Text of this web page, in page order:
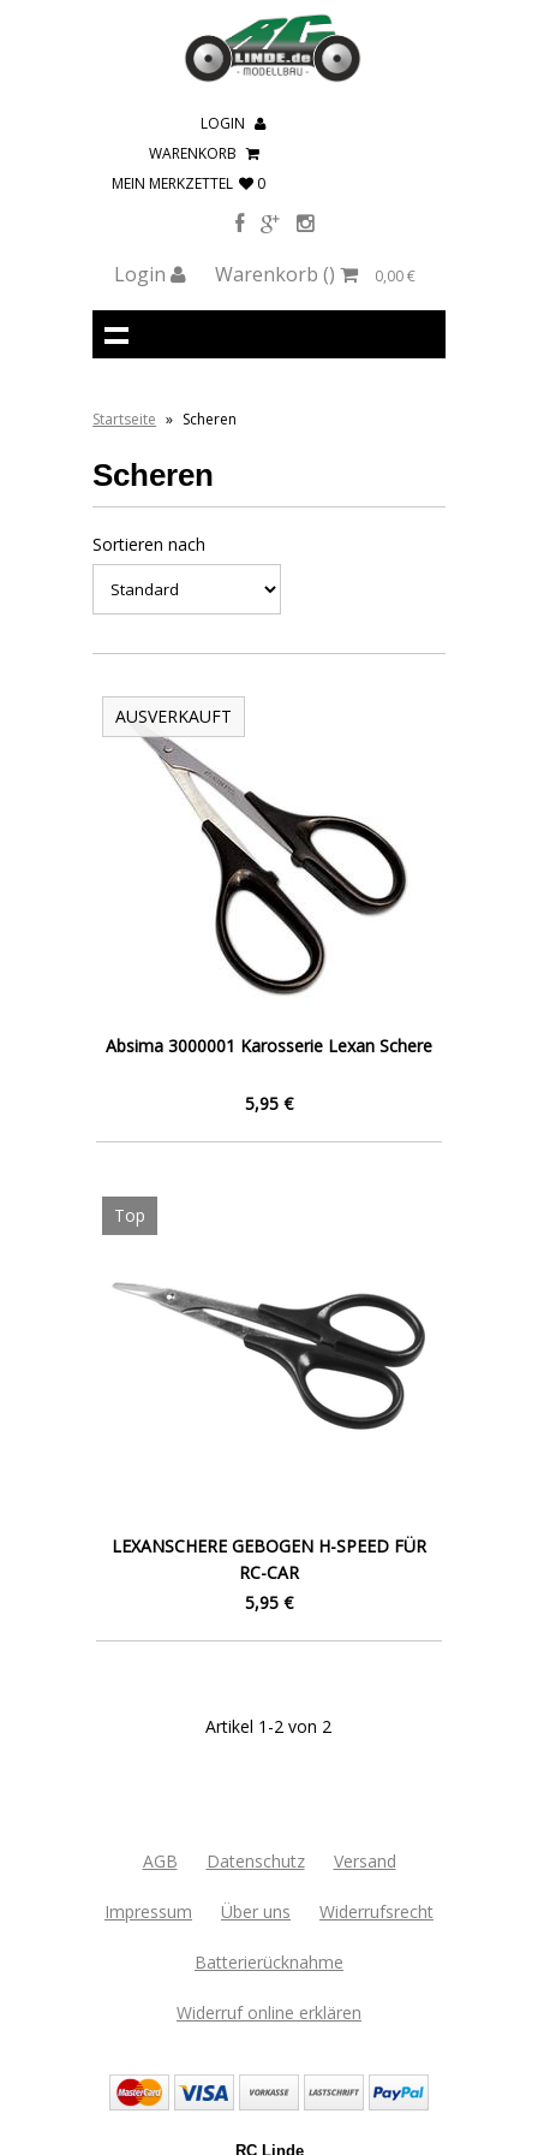
LOGIN
WARENKORB
MEIN MERKZETTEL
0
Login Warenkorb() 0,00 €
Startseite » Scheren
Scheren
Sortieren nach
AUSVERKAUFT
Absima 3000001 Karosserie Lexan Schere
5,95 €
Top
LEXANSCHERE GEBOGEN H-SPEED FÜR
RC-CAR
5,95 €
Artikel 1-2 von 2
AGB Datenschutz Versand
Impressum Über uns Widerrufsrecht
Batterierücknahme
Widerruf online erklären
RC Linde